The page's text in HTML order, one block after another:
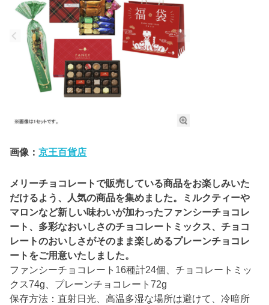
画像：京王百貨店
メリーチョコレートで販売している商品をお楽しみいた
だけるよう、人気の商品を集めました。ミルクティーや
マロンなど新しい味わいが加わったファンシーチョコレ
ート、多彩なおいしさのチョコレートミックス、チョコ
レートのおいしさがそのまま楽しめるプレーンチョコレ
ートをご用意いたしました。
ファンシーチョコレート16種計24個、チョコレートミッ
クス74g、プレーンチョコレート72g
保存方法：直射日光、高温多湿な場所は避けて、冷暗所